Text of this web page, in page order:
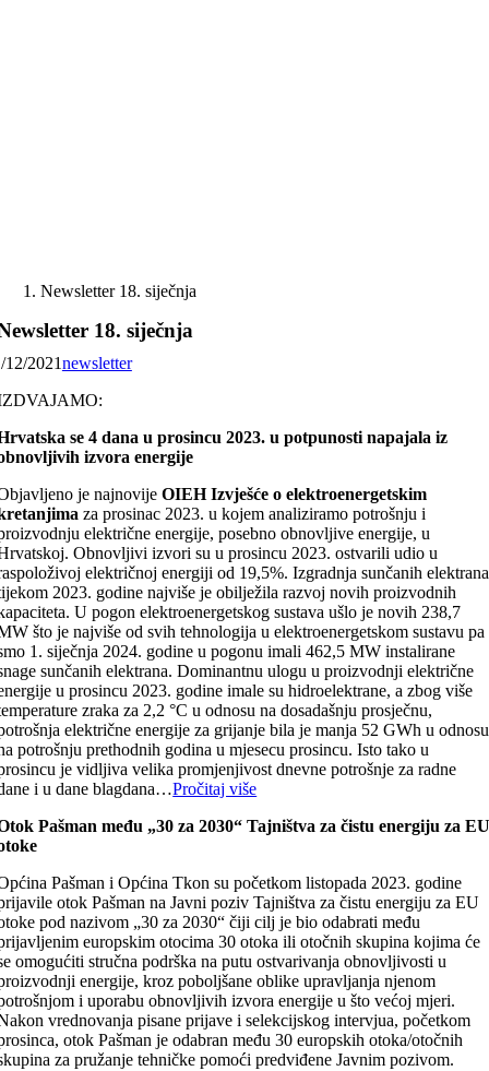
Newsletter 18. siječnja
18. siječnja
12/2021newsletter
se 4 dana u prosincu 2023. u potpunosti napajala iz
izvora energije
je najnovijeOIEH Izvješće o elektroenergetskim
za prosinac 2023. u kojem analiziramo potrošnju i
električne energije, posebno obnovljive energije, u
Obnovljivi izvori su u prosincu 2023. ostvarili udio u
električnoj energiji od 19,5%. Izgradnja sunčanih elektrana
2023. godine najviše je obilježila razvoj novih proizvodnih
U pogon elektroenergetskog sustava ušlo je novih 238,7
što je najviše od svih tehnologija u elektroenergetskom sustavu pa
1. siječnja 2024. godine u pogonu imali 462,5 MW instalirane
sunčanih elektrana. Dominantnu ulogu u proizvodnji električne
u prosincu 2023. godine imale su hidroelektrane, a zbog više
zraka za 2,2 °C u odnosu na dosadašnju prosječnu,
električne energije za grijanje bila je manja 52 GWh u odnosu
potrošnju prethodnih godina u mjesecu prosincu. Isto tako u
je vidljiva velika promjenjivost dnevne potrošnje za radne
i u dane blagdana…Pročitaj više
Pašman među „30 za 2030“ Tajništva za čistu energiju za
Pašman i Općina Tkon su početkom listopada 2023. godine
otok Pašman na Javni poziv Tajništva za čistu energiju za EU
pod nazivom „30 za 2030“ čiji cilj je bio odabrati među
europskim otocima 30 otoka ili otočnih skupina kojima će
omogućiti stručna podrška na putu ostvarivanja obnovljivosti u
energije, kroz poboljšane oblike upravljanja njenom
i uporabu obnovljivih izvora energije u što većoj mjeri.
vrednovanja pisane prijave i selekcijskog intervjua, početkom
otok Pašman je odabran među 30 europskih otoka/otočnih
za pružanje tehničke pomoći predviđene Javnim pozivom.